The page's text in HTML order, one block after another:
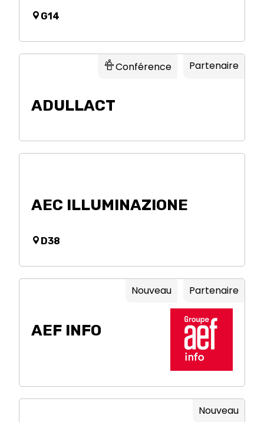
G14
ADULLACT
Conférence Partenaire
AEC ILLUMINAZIONE
D38
AEF INFO
Nouveau Partenaire
Nouveau